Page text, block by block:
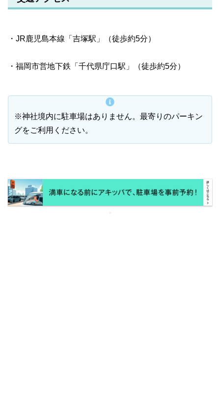
・JR鹿児島本線「吉塚駅」（徒歩約5分）
・福岡市営地下鉄「千代県庁口駅」（徒歩約5分）
※神社境内に駐車場はありません。最寄りのパーキン
グをご利用ください。